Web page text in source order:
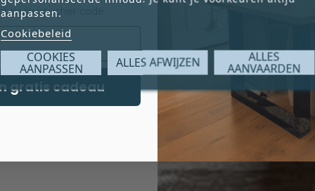
aanpassen.
Cookiebeleid
COOKIES
AANPASSEN ALLES AFWIJZEN ALLES
AANVAARDEN
jouw voucher code.
gratis cadeau